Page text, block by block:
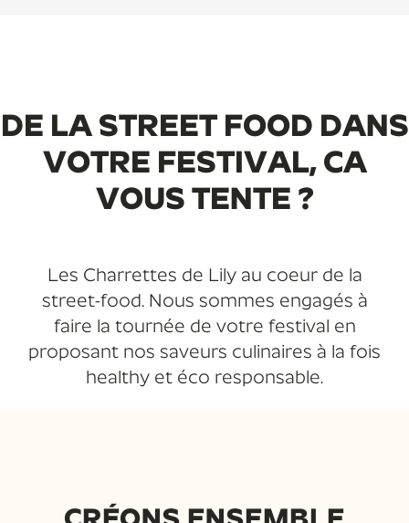
DE LA STREET FOOD DANS
VOTRE FESTIVAL, CA
VOUS TENTE ?
Les Charrettes de Lily au coeur de la
street-food. Nous sommes engagés à
faire la tournée de votre festival en
proposant nos saveurs culinaires à la fois
healthy et éco responsable.